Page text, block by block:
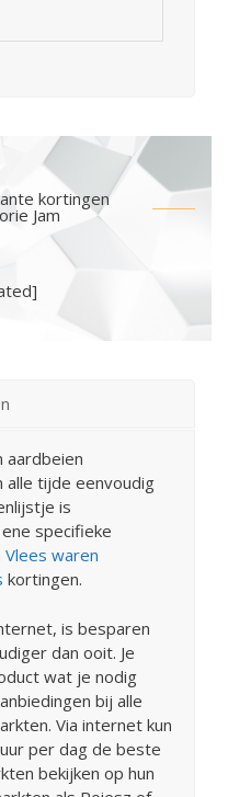
kortingen
Jam
aardbeien
alle tijde eenvoudig
is
specifieke
Vlees waren
kortingen.
is besparen
dan ooit. Je
wat je nodig
bij alle
Via internet kun
per dag de beste
bekijken op hun